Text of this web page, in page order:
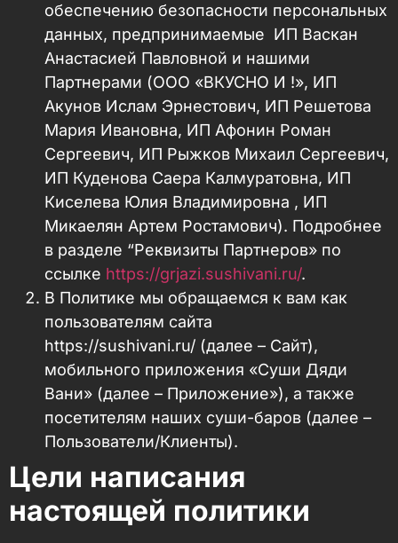
обеспечению безопасности персональных
данных, предпринимаемые ИП Васкан
Анастасией Павловной и нашими
Партнерами (ООО «ВКУСНО И !», ИП
Акунов Ислам Эрнестович, ИП Решетова
Мария Ивановна, ИП Афонин Роман
Сергеевич, ИП Рыжков Михаил Сергеевич,
ИП Куденова Саера Калмуратовна, ИП
Киселева Юлия Владимировна , ИП
Микаелян Артем Ростамович). Подробнее
в разделе “Реквизиты Партнеров» по
ссылке https://grjazi.sushivani.ru/.
В Политике мы обращаемся к вам как
пользователям сайта
https://sushivani.ru/ (далее – Сайт),
мобильного приложения «Суши Дяди
Вани» (далее – Приложение»), а также
посетителям наших суши-баров (далее –
Пользователи/Клиенты).
Цели написания
настоящей политики